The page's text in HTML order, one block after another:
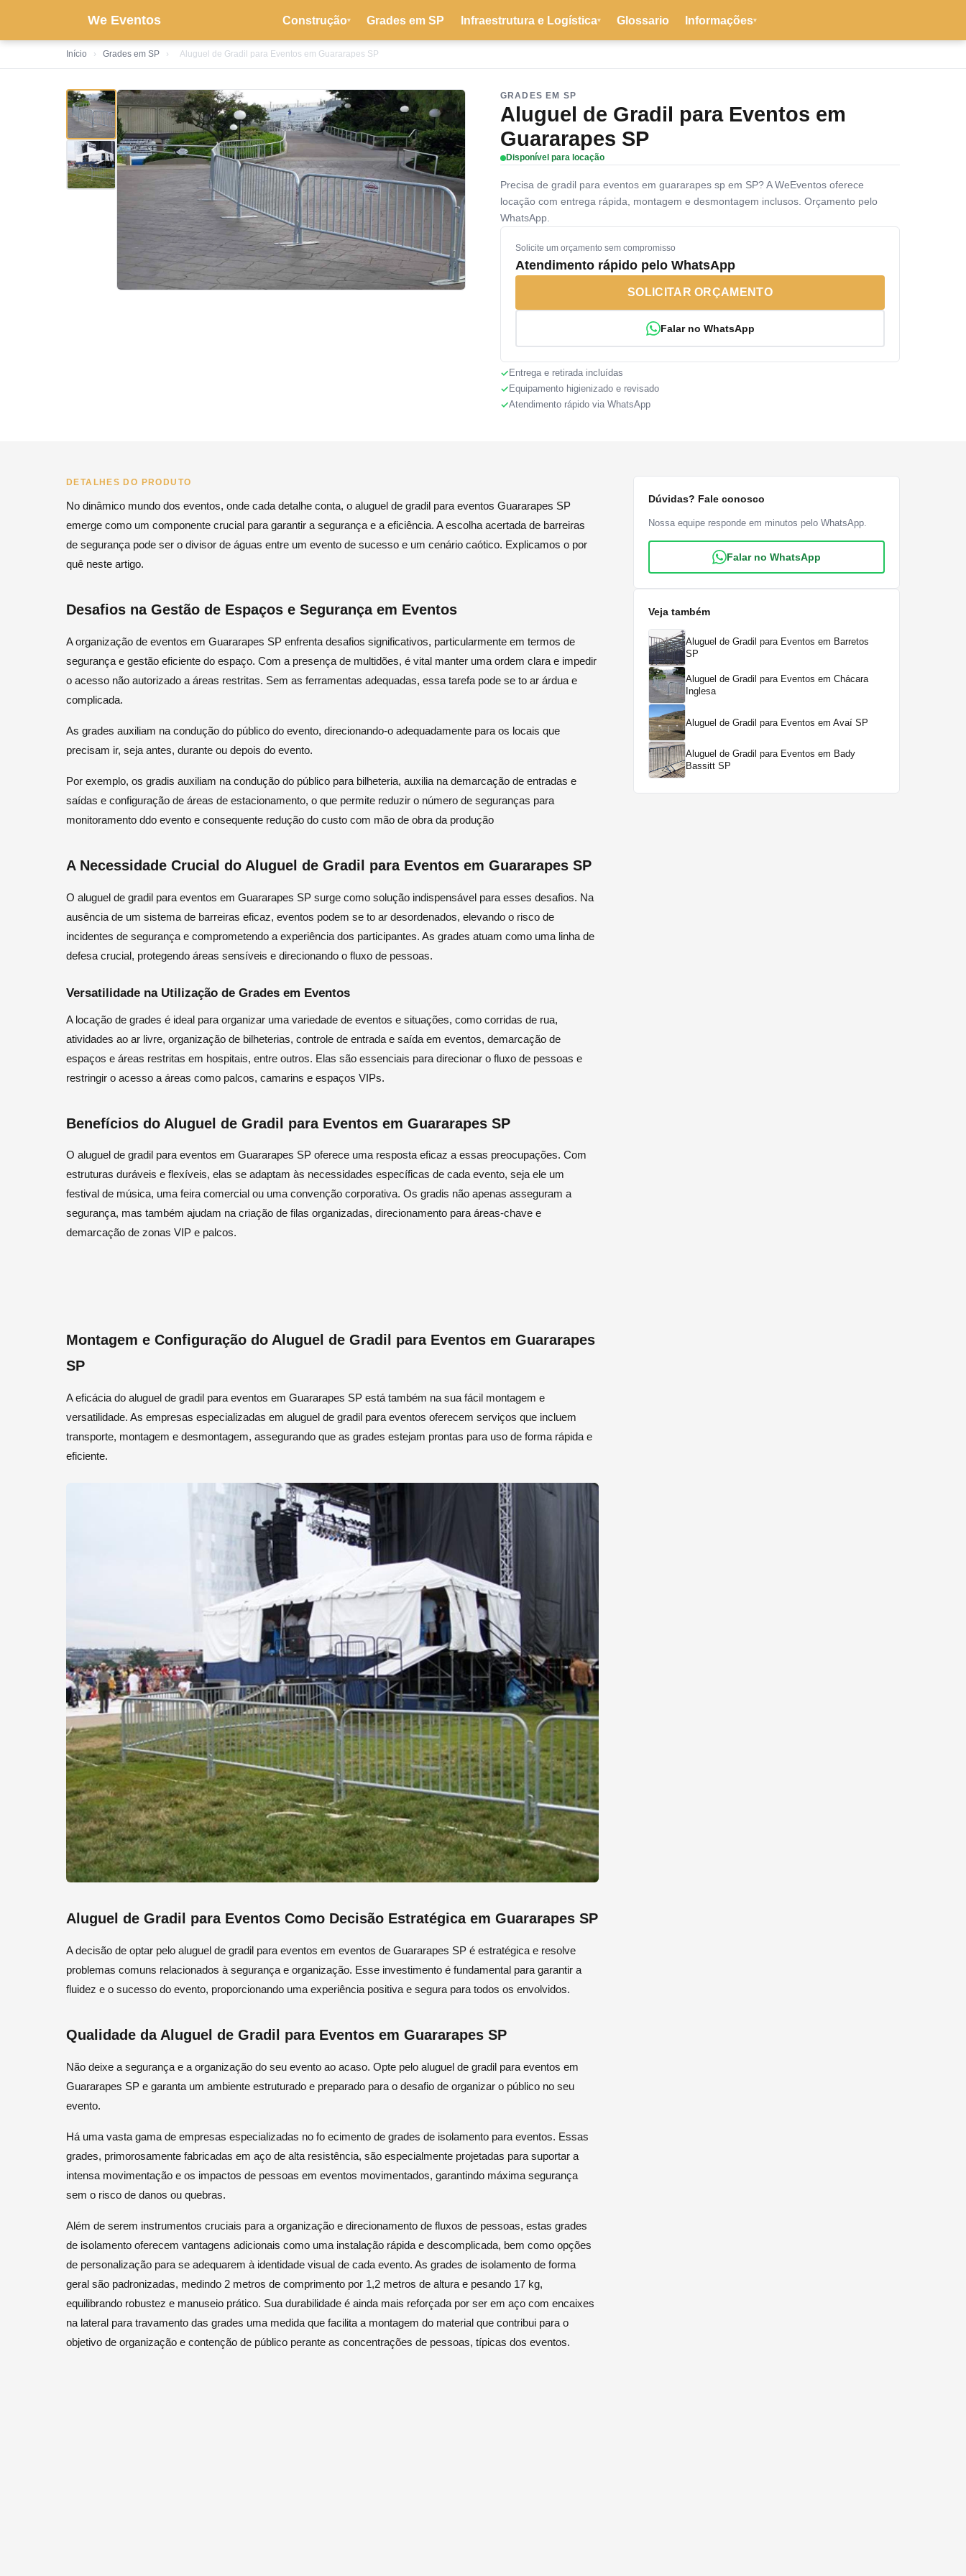
We Eventos Construção▾ Grades em SP Infraestrutura e Logística▾ Glossario Informações▾
Início › Grades em SP › Aluguel de Gradil para Eventos em Guararapes SP
GRADES EM SP
Aluguel de Gradil para Eventos em
Guararapes SP
Disponível para locação
Precisa de gradil para eventos em guararapes sp em SP? A WeEventos oferece
locação com entrega rápida, montagem e desmontagem inclusos. Orçamento pelo
WhatsApp.
Solicite um orçamento sem compromisso
Atendimento rápido pelo WhatsApp
SOLICITAR ORÇAMENTO
Falar no WhatsApp
Entrega e retirada incluídas
Equipamento higienizado e revisado
Atendimento rápido via WhatsApp
DETALHES DO PRODUTO
No dinâmico mundo dos eventos, onde cada detalhe conta, o aluguel de gradil para eventos Guararapes SP
emerge como um componente crucial para garantir a segurança e a eficiência. A escolha acertada de barreiras
de segurança pode ser o divisor de águas entre um evento de sucesso e um cenário caótico. Explicamos o por
quê neste artigo.
Desafios na Gestão de Espaços e Segurança em Eventos
A organização de eventos em Guararapes SP enfrenta desafios significativos, particularmente em termos de
segurança e gestão eficiente do espaço. Com a presença de multidões, é vital manter uma ordem clara e impedir
o acesso não autorizado a áreas restritas. Sem as ferramentas adequadas, essa tarefa pode se to ar árdua e
complicada.
As grades auxiliam na condução do público do evento, direcionando-o adequadamente para os locais que
precisam ir, seja antes, durante ou depois do evento.
Por exemplo, os gradis auxiliam na condução do público para bilheteria, auxilia na demarcação de entradas e
saídas e configuração de áreas de estacionamento, o que permite reduzir o número de seguranças para
monitoramento ddo evento e consequente redução do custo com mão de obra da produção
A Necessidade Crucial do Aluguel de Gradil para Eventos em Guararapes SP
O aluguel de gradil para eventos em Guararapes SP surge como solução indispensável para esses desafios. Na
ausência de um sistema de barreiras eficaz, eventos podem se to ar desordenados, elevando o risco de
incidentes de segurança e comprometendo a experiência dos participantes. As grades atuam como uma linha de
defesa crucial, protegendo áreas sensíveis e direcionando o fluxo de pessoas.
Versatilidade na Utilização de Grades em Eventos
A locação de grades é ideal para organizar uma variedade de eventos e situações, como corridas de rua,
atividades ao ar livre, organização de bilheterias, controle de entrada e saída em eventos, demarcação de
espaços e áreas restritas em hospitais, entre outros. Elas são essenciais para direcionar o fluxo de pessoas e
restringir o acesso a áreas como palcos, camarins e espaços VIPs.
Benefícios do Aluguel de Gradil para Eventos em Guararapes SP
O aluguel de gradil para eventos em Guararapes SP oferece uma resposta eficaz a essas preocupações. Com
estruturas duráveis e flexíveis, elas se adaptam às necessidades específicas de cada evento, seja ele um
festival de música, uma feira comercial ou uma convenção corporativa. Os gradis não apenas asseguram a
segurança, mas também ajudam na criação de filas organizadas, direcionamento para áreas-chave e
demarcação de zonas VIP e palcos.
Montagem e Configuração do Aluguel de Gradil para Eventos em Guararapes
SP
A eficácia do aluguel de gradil para eventos em Guararapes SP está também na sua fácil montagem e
versatilidade. As empresas especializadas em aluguel de gradil para eventos oferecem serviços que incluem
transporte, montagem e desmontagem, assegurando que as grades estejam prontas para uso de forma rápida e
eficiente.
Aluguel de Gradil para Eventos Como Decisão Estratégica em Guararapes SP
A decisão de optar pelo aluguel de gradil para eventos em eventos de Guararapes SP é estratégica e resolve
problemas comuns relacionados à segurança e organização. Esse investimento é fundamental para garantir a
fluidez e o sucesso do evento, proporcionando uma experiência positiva e segura para todos os envolvidos.
Qualidade da Aluguel de Gradil para Eventos em Guararapes SP
Não deixe a segurança e a organização do seu evento ao acaso. Opte pelo aluguel de gradil para eventos em
Guararapes SP e garanta um ambiente estruturado e preparado para o desafio de organizar o público no seu
evento.
Há uma vasta gama de empresas especializadas no fo ecimento de grades de isolamento para eventos. Essas
grades, primorosamente fabricadas em aço de alta resistência, são especialmente projetadas para suportar a
intensa movimentação e os impactos de pessoas em eventos movimentados, garantindo máxima segurança
sem o risco de danos ou quebras.
Além de serem instrumentos cruciais para a organização e direcionamento de fluxos de pessoas, estas grades
de isolamento oferecem vantagens adicionais como uma instalação rápida e descomplicada, bem como opções
de personalização para se adequarem à identidade visual de cada evento. As grades de isolamento de forma
geral são padronizadas, medindo 2 metros de comprimento por 1,2 metros de altura e pesando 17 kg,
equilibrando robustez e manuseio prático. Sua durabilidade é ainda mais reforçada por ser em aço com encaixes
na lateral para travamento das grades uma medida que facilita a montagem do material que contribui para o
objetivo de organização e contenção de público perante as concentrações de pessoas, típicas dos eventos.
Dúvidas? Fale conosco
Nossa equipe responde em minutos pelo WhatsApp.
Falar no WhatsApp
Veja também
Aluguel de Gradil para Eventos em Barretos
SP
Aluguel de Gradil para Eventos em Chácara
Inglesa
Aluguel de Gradil para Eventos em Avaí SP
Aluguel de Gradil para Eventos em Bady
Bassitt SP